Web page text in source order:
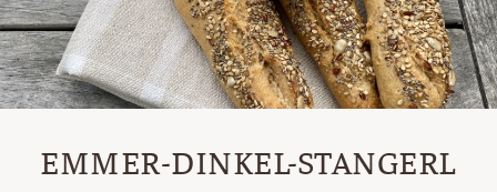
EMMER-DINKEL-STANGERL